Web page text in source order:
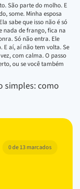
São parte do molho. E
some. Minha esposa
sabe que isso não é só
nada de frango, fica na
Só não entra. Ele
E aí, aí não tem volta. Se
com calma. O passo
ou se você também
simples: como
0 de 13 marcados